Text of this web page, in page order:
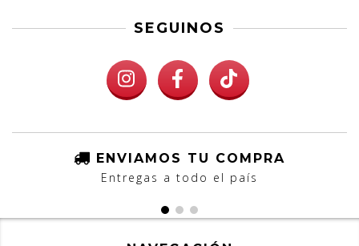
SEGUINOS
ENVIAMOS TU COMPRA
Entregas a todo el país